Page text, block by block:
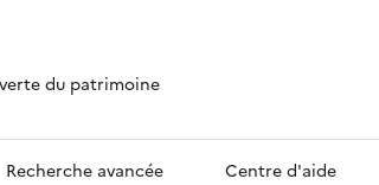
du patrimoine
Recherche avancée Centre d'aide